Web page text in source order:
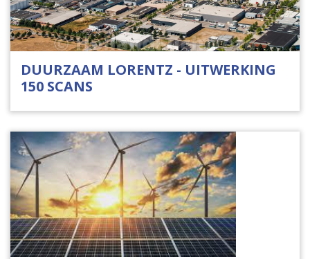
DUURZAAM LORENTZ - UITWERKING
150 SCANS